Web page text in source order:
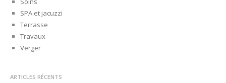
SPA et jacuzzi
Terrasse
Travaux
Verger
ARTICLES RÉCENTS